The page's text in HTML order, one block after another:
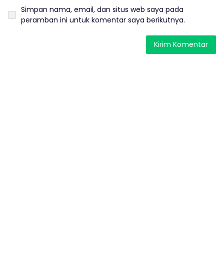
Simpan nama, email, dan situs web saya pada
peramban ini untuk komentar saya berikutnya.